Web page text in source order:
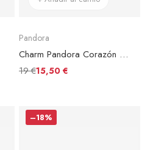
Pandora
Charm Pandora Corazón Infinito Te Quiero Mamá
19 €15,50 €
–18%